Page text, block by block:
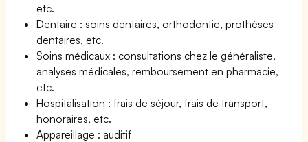
etc.
Dentaire : soins dentaires, orthodontie, prothèses
dentaires, etc.
Soins médicaux : consultations chez le généraliste,
analyses médicales, remboursement en pharmacie,
etc.
Hospitalisation : frais de séjour, frais de transport,
honoraires, etc.
Appareillage : auditif